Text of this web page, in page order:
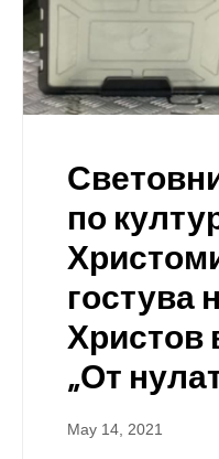
по
гостува
Христов
„От
May 14, 2021